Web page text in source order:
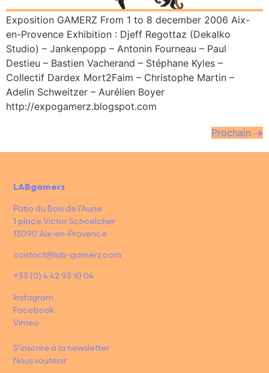
Exposition GAMERZ From 1 to 8 december 2006 Aix-
en-Provence Exhibition : Djeff Regottaz (Dekalko
Studio) – Jankenpopp – Antonin Fourneau – Paul
Destieu – Bastien Vacherand – Stéphane Kyles –
Collectif Dardex Mort2Faim – Christophe Martin –
Adelin Schweitzer – Aurélien Boyer
http://expogamerz.blogspot.com
Prochain →
LABgamerz
Patio du Bois de l’Aune
1 place Victor Schoelcher
13090 Aix-en-Provence
contact@lab-gamerz.com
+33 (0) 4 42 93 10 04
Instagram
Facebook
Vimeo
S’inscrire à la newsletter
Nous soutenir